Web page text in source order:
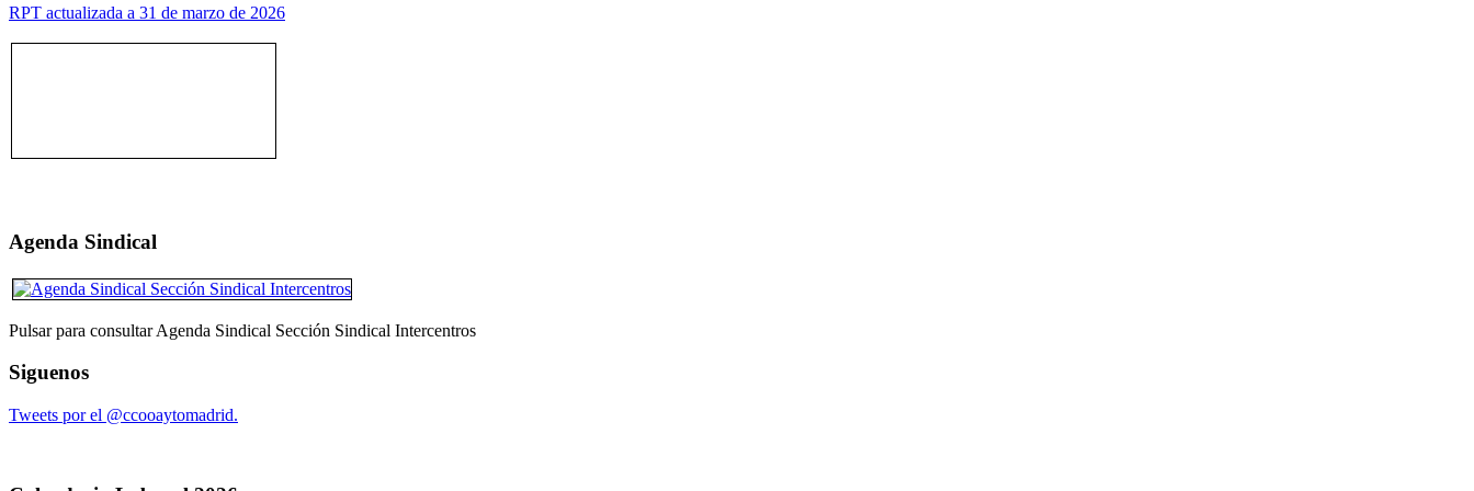
RPT actualizada a 31 de marzo de 2026
Agenda Sindical
Pulsar para consultar Agenda Sindical Sección Sindical Intercentros
Siguenos
Tweets por el @ccooaytomadrid.